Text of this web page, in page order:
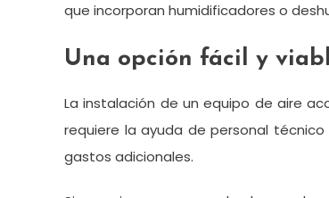
que incorporan humidificadores o
Una opción fácil y
La instalación de un equipo de aire
requiere la ayuda de personal
gastos adicionales.